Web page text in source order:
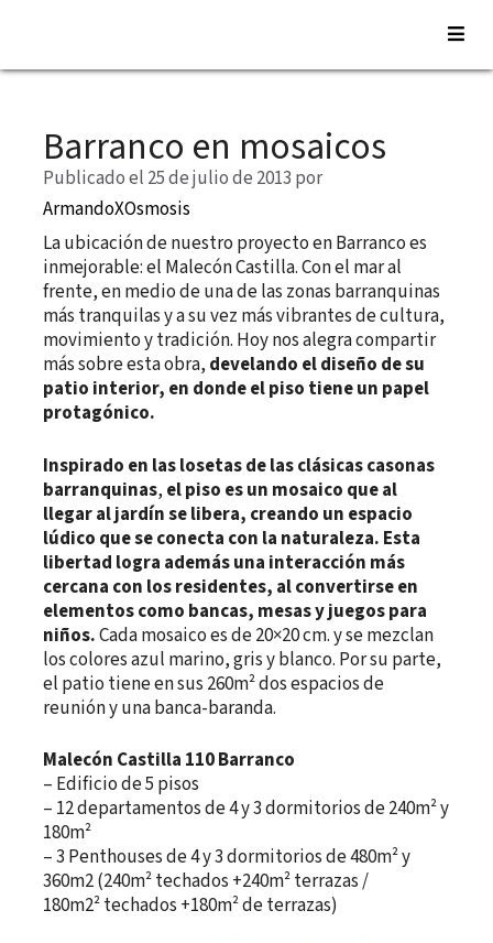
Saltar
contenidoBarranco en mosaicos
Publicado el 25 de julio de 2013 por
ArmandoXOsmosis
La ubicación de nuestro proyecto en Barranco es
inmejorable: el Malecón Castilla. Con el mar al
frente, en medio de una de las zonas barranquinas
más tranquilas y a su vez más vibrantes de cultura,
movimiento y tradición. Hoy nos alegra compartir
más sobre esta obra, develando el diseño de su
patio interior, en donde el piso tiene un papel
protagónico.
Inspirado en las losetas de las clásicas casonas
barranquinas, el piso es un mosaico que al
llegar al jardín se libera, creando un espacio
lúdico que se conecta con la naturaleza. Esta
libertad logra además una interacción más
cercana con los residentes, al convertirse en
elementos como bancas, mesas y juegos para
niños.Cada mosaico es de 20×20 cm. y se mezclan
los colores azul marino, gris y blanco. Por su parte,
el patio tiene en sus 260m² dos espacios de
reunión y una banca-baranda.
Malecón Castilla 110 Barranco
– Edificio de 5 pisos
– 12 departamentos de 4 y 3 dormitorios de 240m² y
180m²
– 3 Penthouses de 4 y 3 dormitorios de 480m² y
360m2 (240m² techados +240m² terrazas /
180m2² techados +180m² de terrazas)